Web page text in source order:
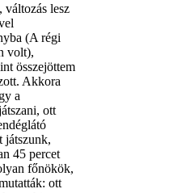
változás lesz
(A régi
volt),
összejöttem
Akkora
a
ott
játszunk,
45 percet
főnökök,
ott